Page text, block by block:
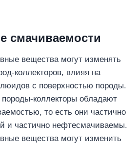
смачиваемости
вещества могут изменять
коллекторов, влияя на
с поверхностью породы.
коллекторы обладают
то есть они частично
и частично нефтесмачиваемы.
вещества могут изменить